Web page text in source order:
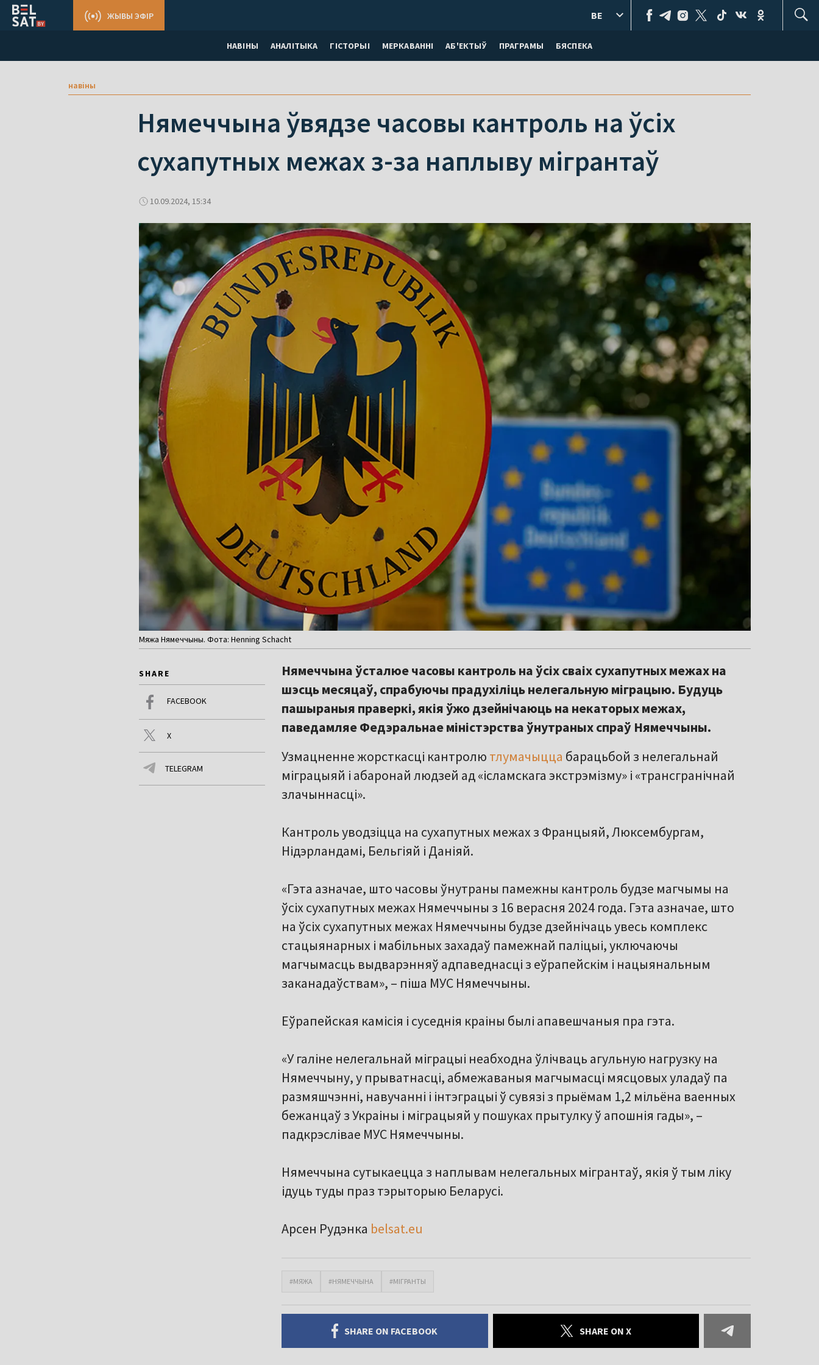
НАВІНЫ АНАЛІТЫКА ГІСТОРЫІ МЕРКАВАННI АБ'ЕКТЫЎ ПРАГРАМЫ БЯСПЕКА
ЖЫВЫ ЭФІР BE
навіны
Нямеччына ўвядзе часовы кантроль на ўсіх
сухапутных межах з-за наплыву мігрантаў
10.09.2024, 15:34
Мяжа Нямеччыны. Фота: Henning Schacht
SHARE
FACEBOOK
X
TELEGRAM
Нямеччына ўсталюе часовы кантроль на ўсіх сваіх сухапутных межах на
шэсць месяцаў, спрабуючы прадухіліць нелегальную міграцыю. Будуць
пашыраныя праверкі, якія ўжо дзейнічаюць на некаторых межах,
паведамляе Федэральнае міністэрства ўнутраных спраў Нямеччыны.
Узмацненне жорсткасці кантролю тлумачыцца барацьбой з нелегальнай
міграцыяй і абаронай людзей ад «ісламскага экстрэмізму» і «трансгранічнай
злачыннасці».
Кантроль уводзіцца на сухапутных межах з Францыяй, Люксембургам,
Нідэрландамі, Бельгіяй і Даніяй.
«Гэта азначае, што часовы ўнутраны памежны кантроль будзе магчымы на
ўсіх сухапутных межах Нямеччыны з 16 верасня 2024 года. Гэта азначае, што
на ўсіх сухапутных межах Нямеччыны будзе дзейнічаць увесь комплекс
стацыянарных і мабільных захадаў памежнай паліцыі, уключаючы
магчымасць выдварэнняў адпаведнасці з еўрапейскім і нацыянальным
заканадаўствам», – піша МУС Нямеччыны.
Еўрапейская камісія і суседнія краіны былі апавешчаныя пра гэта.
«У галіне нелегальнай міграцыі неабходна ўлічваць агульную нагрузку на
Нямеччыну, у прыватнасці, абмежаваныя магчымасці мясцовых уладаў па
размяшчэнні, навучанні і інтэграцыі ў сувязі з прыёмам 1,2 мільёна ваенных
бежанцаў з Украіны і міграцыяй у пошуках прытулку ў апошнія гады», –
падкрэслівае МУС Нямеччыны.
Нямеччына сутыкаецца з наплывам нелегальных мігрантаў, якія ў тым ліку
ідуць туды праз тэрыторыю Беларусі.
Арсен Рудэнка belsat.eu
#МЯЖА #НЯМЕЧЧЫНА #МІГРАНТЫ
SHARE ON FACEBOOK SHARE ON X